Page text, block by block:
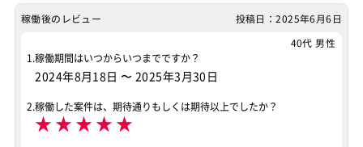
稼働後のレビュー
投稿日：2025年6月6日
40代 男性
1.稼働期間はいつからいつまでですか？
2024年8月18日 〜 2025年3月30日
2.稼働した案件は、期待通りもしくは期待以上でしたか？
★ ★ ★ ★ ★